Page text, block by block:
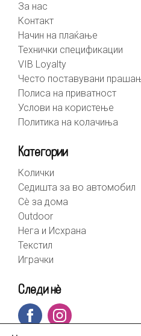
За нас
Контакт
Начин на плаќање
Технички спецификации
VIB Loyalty
Често поставувани
Полиса на приватност
Услови на користење
Политика на колачиња
Категории
Колички
Седишта за во автомобил
Сè за дома
Outdoor
Нега и Исхрана
Текстил
Играчки
Следи нè